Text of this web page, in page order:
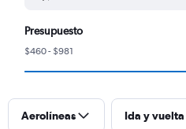
Presupuesto
$460 - $981
Aerolíneas Ida y vuelta